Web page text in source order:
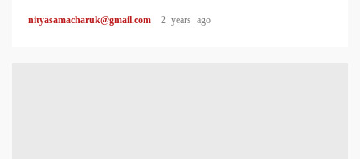
nityasamacharuk@gmail.com 2 years ago